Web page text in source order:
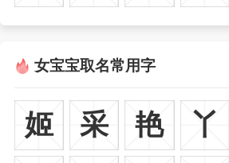
女宝宝取名常用字
姬 采 艳 丫